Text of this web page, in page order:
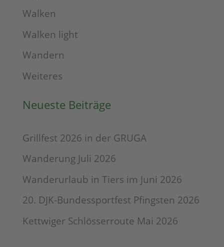
Walken
Walken light
Wandern
Weiteres
Neueste Beiträge
Grillfest 2026 in der GRUGA
Wanderung Juli 2026
Wanderurlaub in Tiers im Juni 2026
20. DJK-Bundessportfest Pfingsten 2026
Kettwiger Schlösserroute Mai 2026